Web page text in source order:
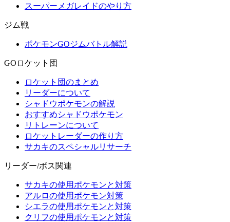
スーパーメガレイドのやり方
ジム戦
ポケモンGOジムバトル解説
GOロケット団
ロケット団のまとめ
リーダーについて
シャドウポケモンの解説
おすすめシャドウポケモン
リトレーンについて
ロケットレーダーの作り方
サカキのスペシャルリサーチ
リーダー/ボス関連
サカキの使用ポケモンと対策
アルロの使用ポケモン対策
シエラの使用ポケモンと対策
クリフの使用ポケモンと対策